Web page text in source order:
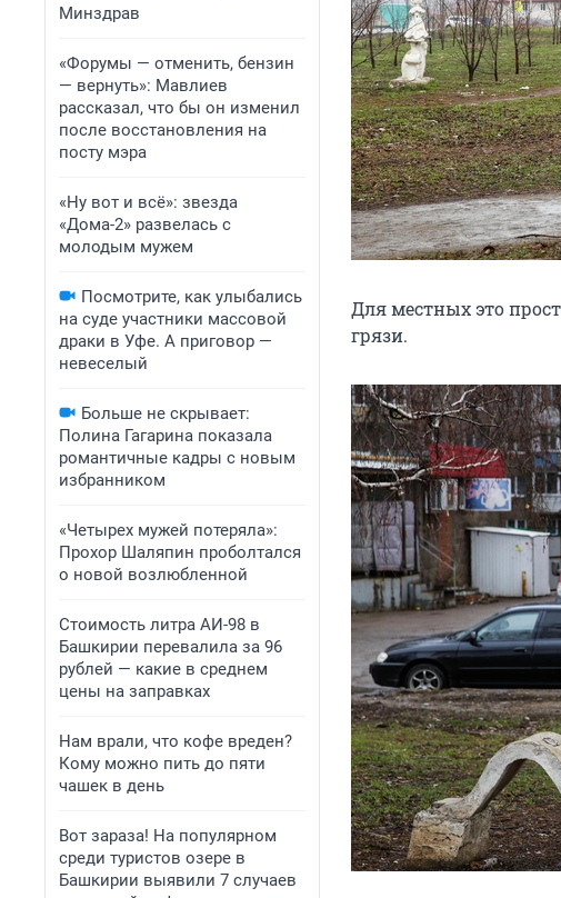
Минздрав
«Форумы — отменить, бензин
— вернуть»: Мавлиев
рассказал, что бы он изменил
после восстановления на
посту мэра
«Ну вот и всё»: звезда
«Дома-2» развелась с
молодым мужем
Посмотрите, как улыбались
на суде участники массовой
драки в Уфе. А приговор —
невеселый
Больше не скрывает:
Полина Гагарина показала
романтичные кадры с новым
избранником
«Четырех мужей потеряла»:
Прохор Шаляпин проболтался
о новой возлюбленной
Стоимость литра АИ-98 в
Башкирии перевалила за 96
рублей — какие в среднем
цены на заправках
Нам врали, что кофе вреден?
Кому можно пить до пяти
чашек в день
Вот зараза! На популярном
среди туристов озере в
Башкирии выявили 7 случаев
Для местных это
грязи.